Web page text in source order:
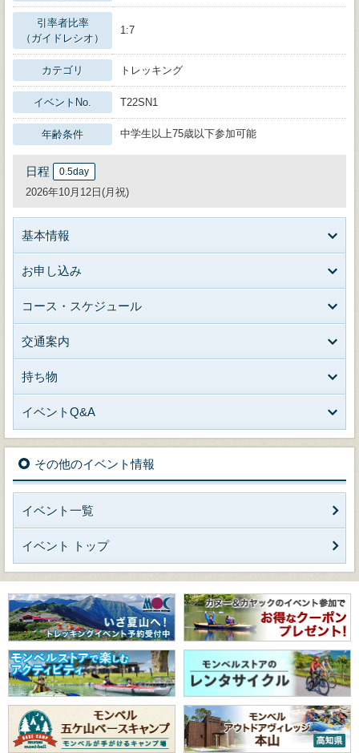
引率者比率
（ガイドレシオ）
1:7
カテゴリ トレッキング
イベントNo. T22SN1
年齢条件 中学生以上75歳以下参加可能
日程 0.5day
2026年10月12日(月祝)
基本情報
お申し込み
コース・スケジュール
交通案内
持ち物
イベントQ&A
その他のイベント情報
イベント一覧
イベント トップ